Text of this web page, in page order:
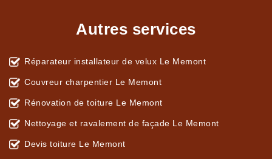
Autres services
Réparateur installateur de velux Le Memont
Couvreur charpentier Le Memont
Rénovation de toiture Le Memont
Nettoyage et ravalement de façade Le Memont
Devis toiture Le Memont